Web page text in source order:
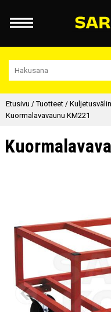
Etusivu /Tuotteet /
Kuormalavavaunu KM221